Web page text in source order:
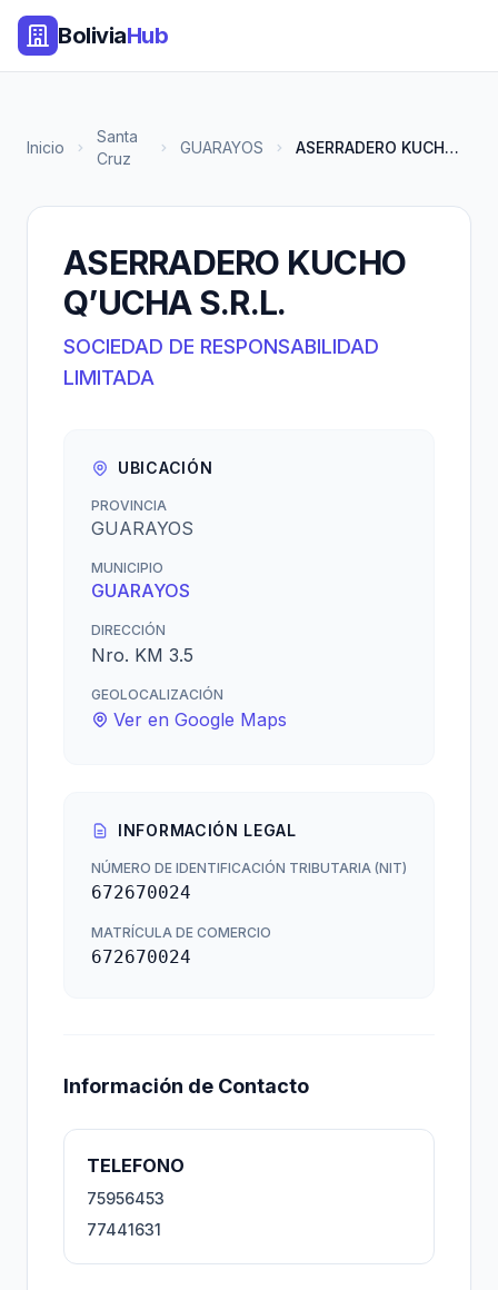
BoliviaHub
Inicio
Santa
Cruz
GUARAYOS ASERRADERO KUCHO Q’UCHA S.R.L.
ASERRADERO KUCHO
Q’UCHA S.R.L.
SOCIEDAD DE RESPONSABILIDAD
LIMITADA
UBICACIÓN
PROVINCIA
GUARAYOS
MUNICIPIO
GUARAYOS
DIRECCIÓN
Nro. KM 3.5
GEOLOCALIZACIÓN
Ver en Google Maps
INFORMACIÓN LEGAL
NÚMERO DE IDENTIFICACIÓN TRIBUTARIA (NIT)
672670024
MATRÍCULA DE COMERCIO
672670024
Información de Contacto
TELEFONO
75956453
77441631